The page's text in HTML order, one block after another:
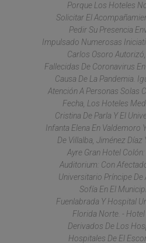
Porque Los Hoteles
Solicitar El
Pedir Su Presencia
Impulsado Numerosas
Carlos Osoro
Fallecidas De Coronavirus
Causa De La Pandemia.
Atención A Personas Solas
Fecha, Los Hoteles
Cristina De Parla Y El
Infanta Elena En Valdemoro
De Villalba, Jiménez
Ayre Gran Hotel
Auditorium: Con
Universitario Príncipe De
Sofía En El
Fuenlabrada Y Hospital
Florida Norte. -
Derivados De Los
Hospitales De El